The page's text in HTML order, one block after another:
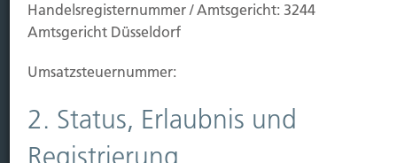
Vorsorgen
Sichern
Kauf Grundstück
Handels­registernummer / Amtsgericht: 3244
Amtsgericht Düsseldorf
Umsatzsteuer­nummer:
2. Status, Erlaubnis und